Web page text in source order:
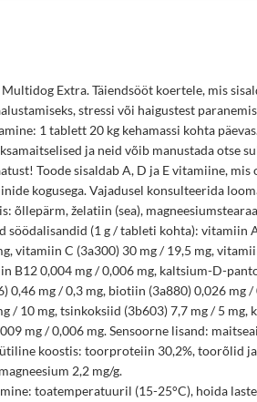
Extra. Täiendsööt koertele, mis
stressi või haigustest
1 tablett 20 kg kehamassi kohta
ja neid võib manustada otse
Toode sisaldab A, D ja E vitamiine,
kogusega. Vajadusel konsulteerida
õllepärm, želatiin (sea),
söödalisandid (1 g / tableti kohta): vitamiin
vitamiin C (3a300) 30 mg / 19,5 mg,
B12 0,004 mg / 0,006 mg, kaltsium-D-
0,46 mg / 0,3 mg, biotiin (3a880) 0,026
/ 10 mg, tsinkoksiid (3b603) 7,7 mg / 5
mg / 0,006 mg. Sensoorne lisand:
koostis: toorproteiin 30,2%, toorõlid ja
2,2 mg/g.
toatemperatuuril (15-25°C), hoida